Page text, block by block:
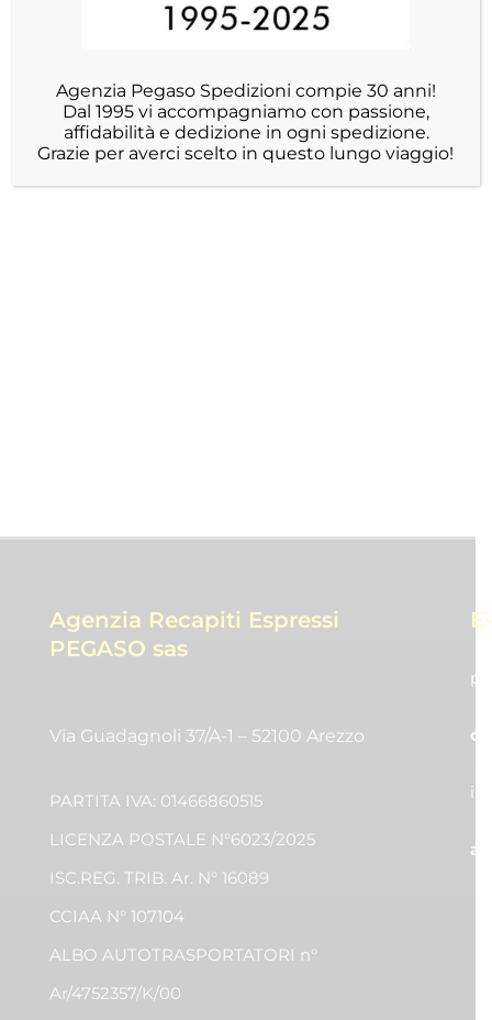
Agenzia Recapiti Espressi
PEGASO sas
Via Guadagnoli 37/A-1 – 52100 Arezzo
PARTITA IVA: 01466860515
LICENZA POSTALE N°6023/2025
ISC.REG. TRIB. Ar. N° 16089
CCIAA N° 107104
ALBO AUTOTRASPORTATORI n°
Ar/4752357/K/00
Agenzia Pegaso Spedizioni compie 30 anni!
Dal 1995 vi accompagniamo con passione,
affidabilità e dedizione in ogni spedizione.
Grazie per averci scelto in questo lungo viaggio!